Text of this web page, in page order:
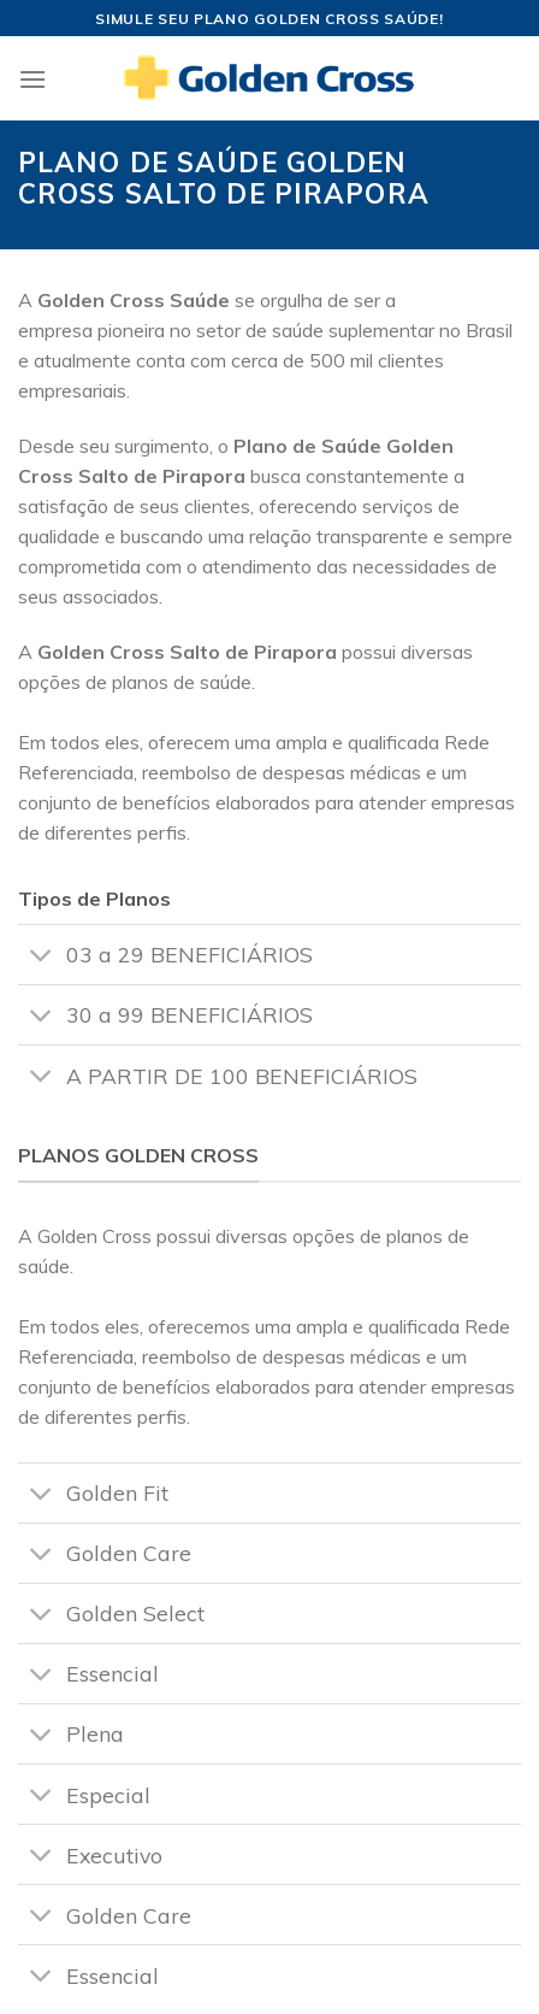
content
SIMULE SEU PLANO GOLDEN CROSS SAÚDE!
PLANO DE SAÚDE GOLDEN
CROSS SALTO DE PIRAPORA
A Golden Cross Saúde se orgulha de ser a
empresa pioneira no setor de saúde suplementar no Brasil
e atualmente conta com cerca de 500 mil clientes
empresariais.
Desde seu surgimento, o Plano de Saúde Golden
Cross Salto de Pirapora busca constantemente a
satisfação de seus clientes, oferecendo serviços de
qualidade e buscando uma relação transparente e sempre
comprometida com o atendimento das necessidades de
seus associados.
A Golden Cross Salto de Pirapora possui diversas
opções de planos de saúde.
Em todos eles, oferecem uma ampla e qualificada Rede
Referenciada, reembolso de despesas médicas e um
conjunto de benefícios elaborados para atender empresas
de diferentes perfis.
Tipos de Planos
03 a 29 BENEFICIÁRIOS
30 a 99 BENEFICIÁRIOS
A PARTIR DE 100 BENEFICIÁRIOS
PLANOS GOLDEN CROSS
A Golden Cross possui diversas opções de planos de
saúde.
Em todos eles, oferecemos uma ampla e qualificada Rede
Referenciada, reembolso de despesas médicas e um
conjunto de benefícios elaborados para atender empresas
de diferentes perfis.
Golden Fit
Golden Care
Golden Select
Essencial
Plena
Especial
Executivo
Golden Care
Essencial